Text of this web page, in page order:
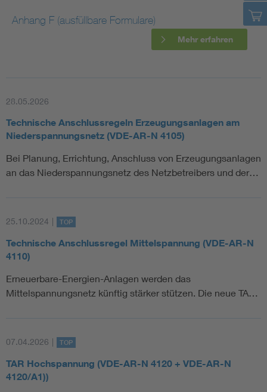
Anhang F (ausfüllbare Formulare)
Mehr erfahren
28.05.2026
Technische Anschlussregeln Erzeugungsanlagen am
Niederspannungsnetz (VDE-AR-N 4105)
Bei Planung, Errichtung, Anschluss von Erzeugungsanlagen
an das Niederspannungsnetz des Netzbetreibers und der…
25.10.2024 | TOP
Technische Anschlussregel Mittelspannung (VDE-AR-N
4110)
Erneuerbare-Energien-Anlagen werden das
Mittelspannungsnetz künftig stärker stützen. Die neue TA…
07.04.2026 | TOP
TAR Hochspannung (VDE-AR-N 4120 + VDE-AR-N
4120/A1))